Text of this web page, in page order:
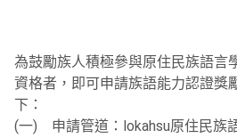
為鼓勵族人積極參與原住民族語言
資格者，即可申請族語能力認證獎
下：
(一) 申請管道：lokahsu原住民族